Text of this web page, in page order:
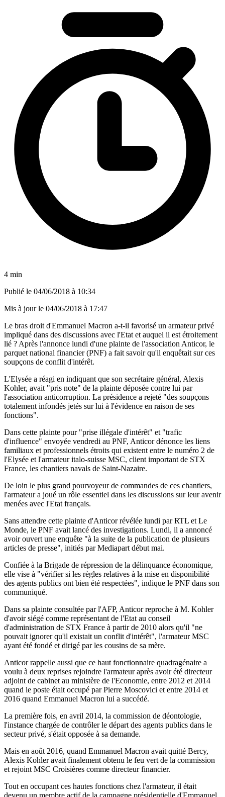
4 min
Publié le 04/06/2018 à 10:34
Mis à jour le 04/06/2018 à 17:47
Le bras droit d'Emmanuel Macron a-t-il favorisé un armateur privé
impliqué dans des discussions avec l'Etat et auquel il est étroitement
lié ? Après l'annonce lundi d'une plainte de l'association Anticor, le
parquet national financier (PNF) a fait savoir qu'il enquêtait sur ces
soupçons de conflit d'intérêt.
L'Elysée a réagi en indiquant que son secrétaire général, Alexis
Kohler, avait "pris note" de la plainte déposée contre lui par
l'association anticorruption. La présidence a rejeté "des soupçons
totalement infondés jetés sur lui à l'évidence en raison de ses
fonctions".
Dans cette plainte pour "prise illégale d'intérêt" et "trafic
d'influence" envoyée vendredi au PNF, Anticor dénonce les liens
familiaux et professionnels étroits qui existent entre le numéro 2 de
l'Elysée et l'armateur italo-suisse MSC, client important de STX
France, les chantiers navals de Saint-Nazaire.
De loin le plus grand pourvoyeur de commandes de ces chantiers,
l'armateur a joué un rôle essentiel dans les discussions sur leur avenir
menées avec l'Etat français.
Sans attendre cette plainte d'Anticor révélée lundi par RTL et Le
Monde, le PNF avait lancé des investigations. Lundi, il a annoncé
avoir ouvert une enquête "à la suite de la publication de plusieurs
articles de presse", initiés par Mediapart début mai.
Confiée à la Brigade de répression de la délinquance économique,
elle vise à "vérifier si les règles relatives à la mise en disponibilité
des agents publics ont bien été respectées", indique le PNF dans son
communiqué.
Dans sa plainte consultée par l'AFP, Anticor reproche à M. Kohler
d'avoir siégé comme représentant de l'Etat au conseil
d'administration de STX France à partir de 2010 alors qu'il "ne
pouvait ignorer qu'il existait un conflit d'intérêt", l'armateur MSC
ayant été fondé et dirigé par les cousins de sa mère.
Anticor rappelle aussi que ce haut fonctionnaire quadragénaire a
voulu à deux reprises rejoindre l'armateur après avoir été directeur
adjoint de cabinet au ministère de l'Economie, entre 2012 et 2014
quand le poste était occupé par Pierre Moscovici et entre 2014 et
2016 quand Emmanuel Macron lui a succédé.
La première fois, en avril 2014, la commission de déontologie,
l'instance chargée de contrôler le départ des agents publics dans le
secteur privé, s'était opposée à sa demande.
Mais en août 2016, quand Emmanuel Macron avait quitté Bercy,
Alexis Kohler avait finalement obtenu le feu vert de la commission
et rejoint MSC Croisières comme directeur financier.
Tout en occupant ces hautes fonctions chez l'armateur, il était
devenu un membre actif de la campagne présidentielle d'Emmanuel